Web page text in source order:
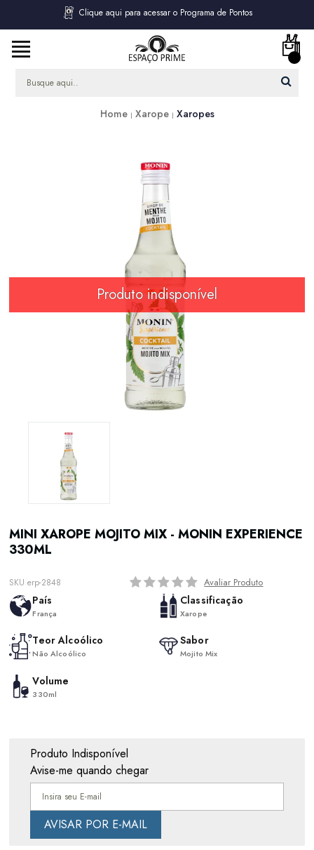
Clique aqui para acessar o Programa de Pontos
Home Xarope Xaropes
Produto indisponível
MINI XAROPE MOJITO MIX - MONIN EXPERIENCE
330ML
SKU erp-2848 Avaliar Produto
País
França
Classificação
Xarope
Teor Alcoólico
Não Alcoólico
Sabor
Mojito Mix
Volume
330ml
Produto Indisponível
Avise-me quando chegar